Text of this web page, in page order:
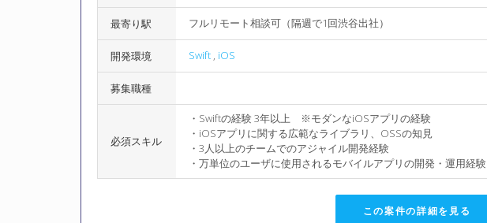
最寄り駅 フルリモート相談可（隔週で1回渋谷出社）
開発環境 Swift , iOS
募集職種
必須スキル
・Swiftの経験 3年以上 ※モダンなiOSアプリの経験
・iOSアプリに関する広範なライブラリ、OSSの知見
・3人以上のチームでのアジャイル開発経験
・万単位のユーザに使用されるモバイルアプリの開発・運用経験
この案件の詳細を見る